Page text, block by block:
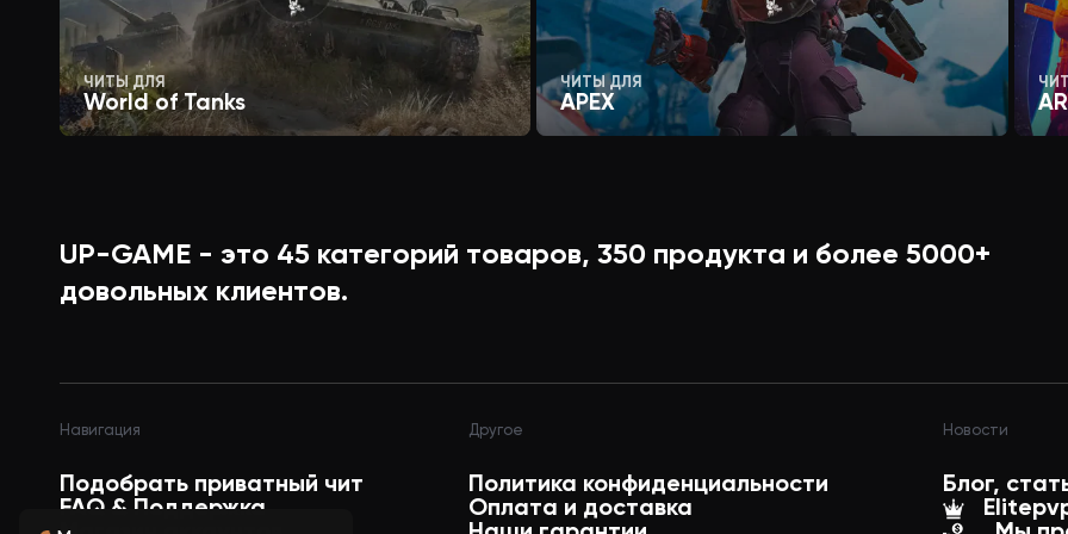
ЧИТЫ ДЛЯ
World of Tanks
ЧИТЫ ДЛЯ
APEX
UP-GAME - это 45 категорий товаров, 350 продукта и более 5000+
довольных клиентов.
Навигация
Подобрать приватный чит
FAQ & Поддержка
Другое
Политика конфиденциальности
Оплата и доставка
Новости
Блог,